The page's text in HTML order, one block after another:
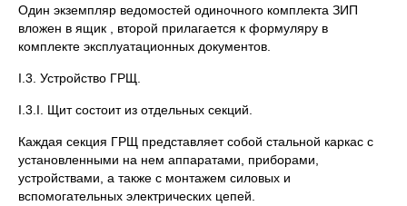
Один экземпляр ведомостей одиночного комплекта ЗИП
вложен в ящик , второй прилагается к формуляру в
комплекте эксплуатационных документов.
I.3. Устройство ГРЩ.
I.3.I. Щит состоит из отдельных секций.
Каждая секция ГРЩ представляет собой стальной каркас с
установленными на нем аппаратами, приборами,
устройствами, а также с монтажем силовых и
вспомогательных электрических цепей.